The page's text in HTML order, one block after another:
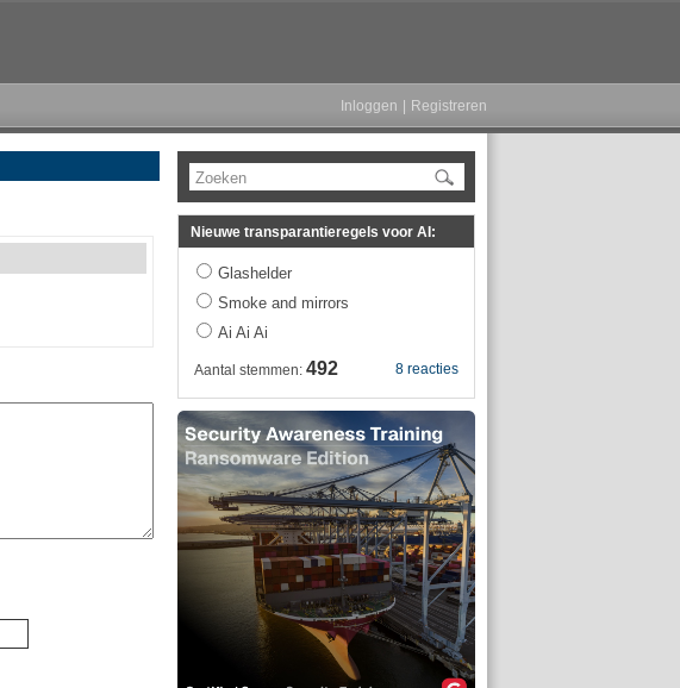
Inloggen Registreren
Zoeken
Nieuwe transparantieregels voor AI:
Glashelder
Smoke and mirrors
Ai Ai Ai
8 reacties
Aantal stemmen: 492